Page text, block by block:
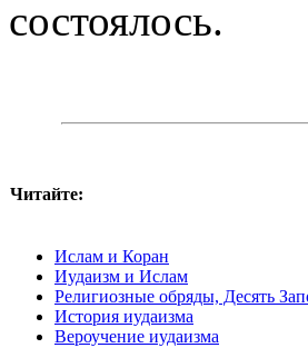
состоялось.
Читайте:
Ислам и Коран
Иудаизм и Ислам
Религиозные обряды, Десять
История иудаизма
Вероучение иудаизма